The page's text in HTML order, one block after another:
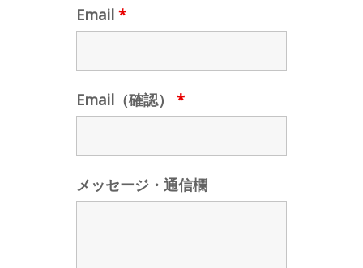
Email *
Email（確認） *
メッセージ・通信欄